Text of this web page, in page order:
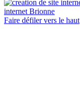
internet Brionne
Faire défiler vers le haut